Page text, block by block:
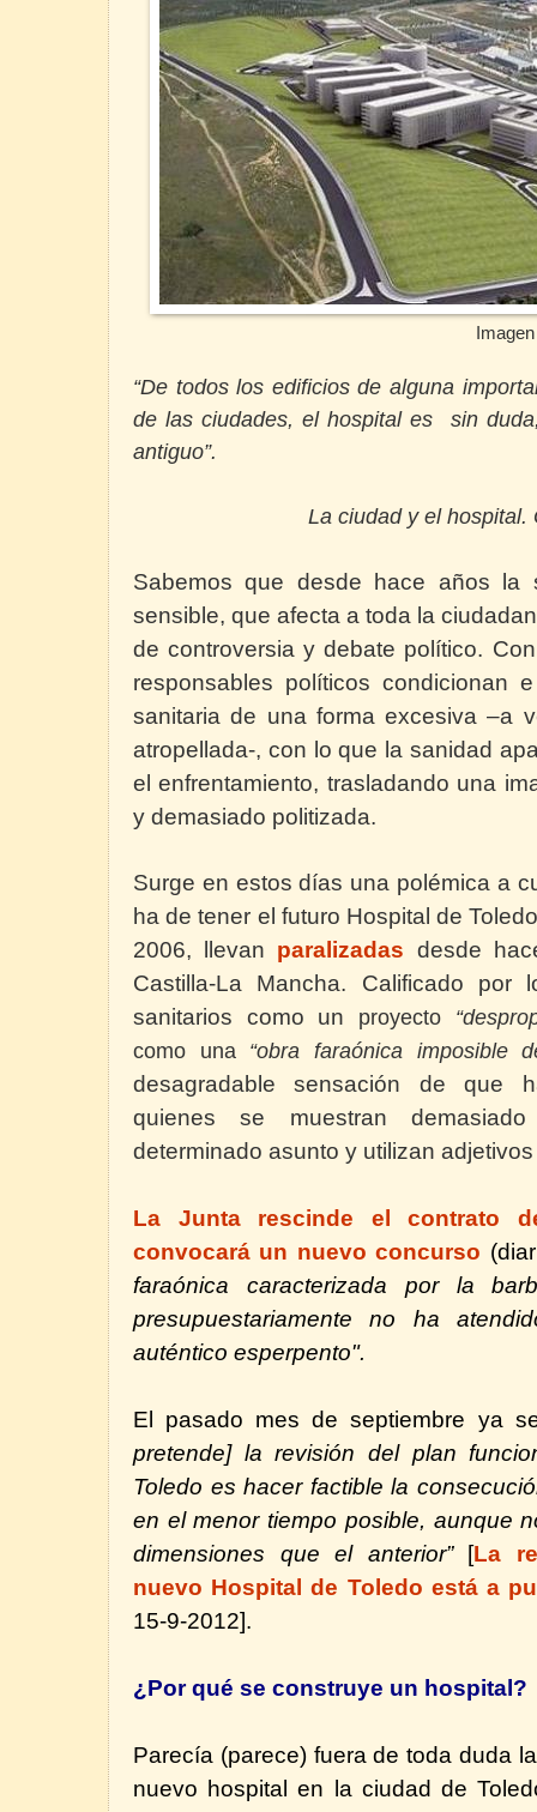
“De todos los edificios de alguna
de las ciudades, el hospital es
sin
antiguo”.
La ciudad y el
Sabemos que desde hace años la
sensible, que afecta a toda la
de controversia y debate político.
responsables políticos condicionan
sanitaria de una forma excesiva –a
atropellada-, con lo que la sanidad
el enfrentamiento, trasladando una
y demasiado politizada.
Surge en estos días una polémica a
ha de tener el futuro Hospital de
2006, llevan paralizadas desde
Castilla-La Mancha. Calificado por
sanitarios como un proyecto
como una “obra faraónica imposible
desagradable sensación de que
quienes se muestran
determinado asunto y utilizan
La Junta rescinde el contrato
convocará un nuevo concurso
faraónica caracterizada por la
presupuestariamente no ha
auténtico esperpento".
El pasado mes de septiembre ya
pretende] la revisión del plan
Toledo es hacer factible la
en el menor tiempo posible, aunque
dimensiones que el anterior”[La
nuevo Hospital de Toledo está a
15-9-2012].
¿Por qué se construye un hospital?
Parecía (parece) fuera de toda duda
nuevo hospital en la ciudad de